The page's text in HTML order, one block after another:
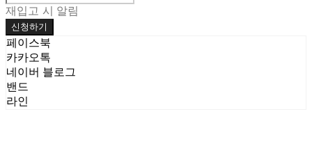
재입고 시 알림
신청하기
페이스북
카카오톡
네이버 블로그
밴드
라인